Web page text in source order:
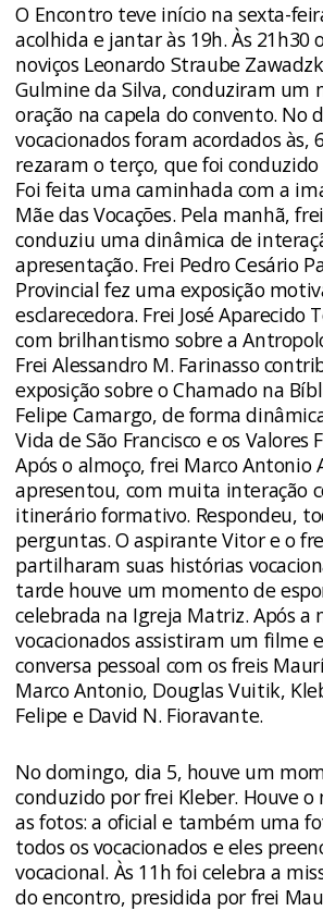
O Encontro teve início na sexta-
acolhida e jantar às 19h. Às 21h30
noviços Leonardo Straube
Gulmine da Silva, conduziram um
oração na capela do convento. No
vocacionados foram acordados às,
rezaram o terço, que foi
Foi feita uma caminhada com a
Mãe das Vocações. Pela manhã,
conduziu uma dinâmica de
apresentação. Frei Pedro Cesário
Provincial fez uma exposição
esclarecedora. Frei José Aparecido
com brilhantismo sobre a
Frei Alessandro M. Farinasso
exposição sobre o Chamado na
Felipe Camargo, de forma
Vida de São Francisco e os Valores
Após o almoço, frei Marco Antonio
apresentou, com muita interação
itinerário formativo. Respondeu,
perguntas. O aspirante Vitor e o
partilharam suas histórias
tarde houve um momento de
celebrada na Igreja Matriz. Após a
vocacionados assistiram um filme
conversa pessoal com os freis
Marco Antonio, Douglas Vuitik,
Felipe e David N. Fioravante.
No domingo, dia 5, houve um
conduzido por frei Kleber. Houve
as fotos: a oficial e também uma
todos os vocacionados e eles
vocacional. Às 11h foi celebra a
do encontro, presidida por frei